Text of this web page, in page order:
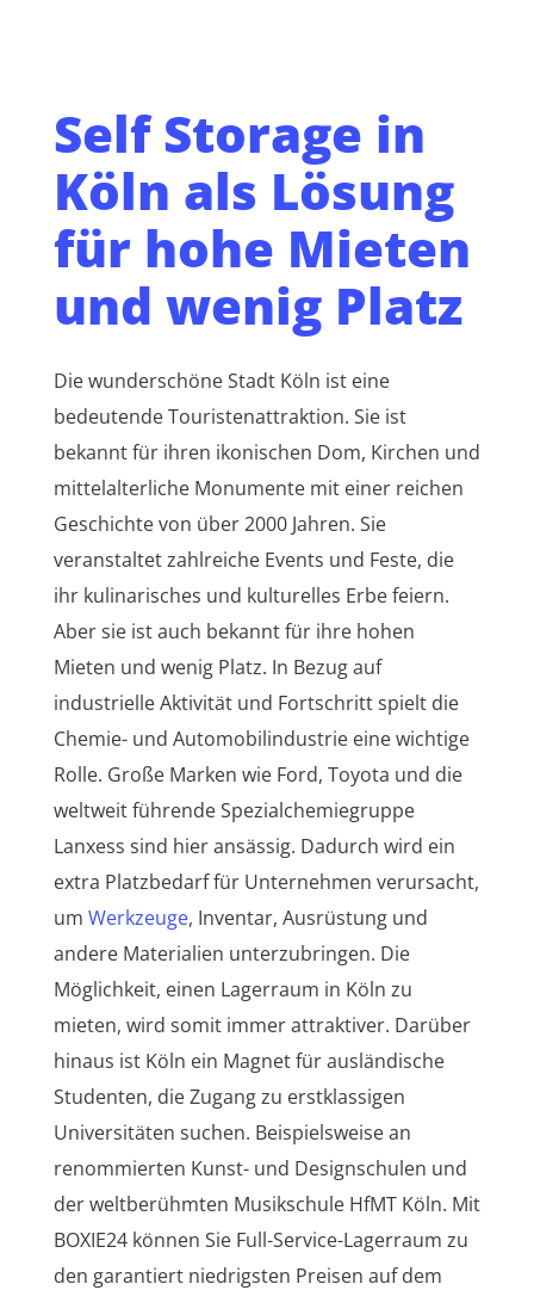
Self Storage in
Köln als Lösung
für hohe Mieten
und wenig Platz
Die wunderschöne Stadt Köln ist eine
bedeutende Touristenattraktion. Sie ist
bekannt für ihren ikonischen Dom, Kirchen und
mittelalterliche Monumente mit einer reichen
Geschichte von über 2000 Jahren. Sie
veranstaltet zahlreiche Events und Feste, die
ihr kulinarisches und kulturelles Erbe feiern.
Aber sie ist auch bekannt für ihre hohen
Mieten und wenig Platz. In Bezug auf
industrielle Aktivität und Fortschritt spielt die
Chemie- und Automobilindustrie eine wichtige
Rolle. Große Marken wie Ford, Toyota und die
weltweit führende Spezialchemiegruppe
Lanxess sind hier ansässig. Dadurch wird ein
extra Platzbedarf für Unternehmen verursacht,
um Werkzeuge, Inventar, Ausrüstung und
andere Materialien unterzubringen. Die
Möglichkeit, einen Lagerraum in Köln zu
mieten, wird somit immer attraktiver. Darüber
hinaus ist Köln ein Magnet für ausländische
Studenten, die Zugang zu erstklassigen
Universitäten suchen. Beispielsweise an
renommierten Kunst- und Designschulen und
der weltberühmten Musikschule HfMT Köln. Mit
BOXIE24 können Sie Full-Service-Lagerraum zu
den garantiert niedrigsten Preisen auf dem